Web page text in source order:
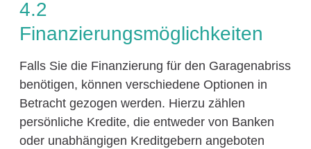
4.2
Finanzierungsmöglichkeiten
Falls Sie die Finanzierung für den Garagenabriss
benötigen, können verschiedene Optionen in
Betracht gezogen werden. Hierzu zählen
persönliche Kredite, die entweder von Banken
oder unabhängigen Kreditgebern angeboten